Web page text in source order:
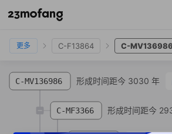
C-MF435654
更多 C-F13864 C-MV136986
C-MV136986 形成时间距今 3030 年
C-MF3366 形成时间距今